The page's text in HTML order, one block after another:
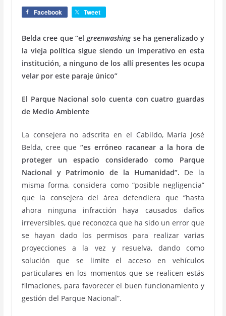
Facebook Tweet
Belda cree que “el greenwashingse ha generalizado y
la vieja política sigue siendo un imperativo en esta
institución, a ninguno de los allí presentes les ocupa
velar por este paraje único”
El Parque Nacional solo cuenta con cuatro guardas
de Medio Ambiente
La consejera no adscrita en el Cabildo, María José
Belda, cree que“es erróneo racanear a la hora de
proteger un espacio considerado como Parque
Nacional y Patrimonio de la Humanidad”. De la
misma forma, considera como “posible negligencia”
que la consejera del área defendiera que “hasta
ahora ninguna infracción haya causados daños
irreversibles, que reconozca que ha sido un error que
se hayan dado los permisos para realizar varias
proyecciones a la vez y resuelva, dando como
solución que se limite el acceso en vehículos
particulares en los momentos que se realicen estás
filmaciones, para favorecer el buen funcionamiento y
gestión del Parque Nacional”.